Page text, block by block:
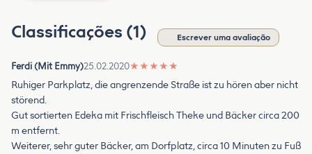
Classificações (1) Escrever uma avaliação
Ferdi (Mit Emmy)25.02.2020★ ★ ★ ★ ★
Ruhiger Parkplatz, die angrenzende Straße ist zu hören aber nicht
störend.
Gut sortierten Edeka mit Frischfleisch Theke und Bäcker circa 200
m entfernt.
Weiterer, sehr guter Bäcker, am Dorfplatz, circa 10 Minuten zu Fuß